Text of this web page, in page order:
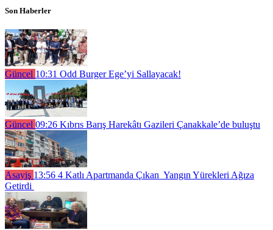
Son Haberler
Güncel 10:31 Odd Burger Ege’yi Sallayacak!
Güncel 09:26 Kıbrıs Barış Harekâtı Gazileri Çanakkale’de buluştu
Asayiş 13:56 4 Katlı Apartmanda Çıkan Yangın Yürekleri Ağıza
Getirdi